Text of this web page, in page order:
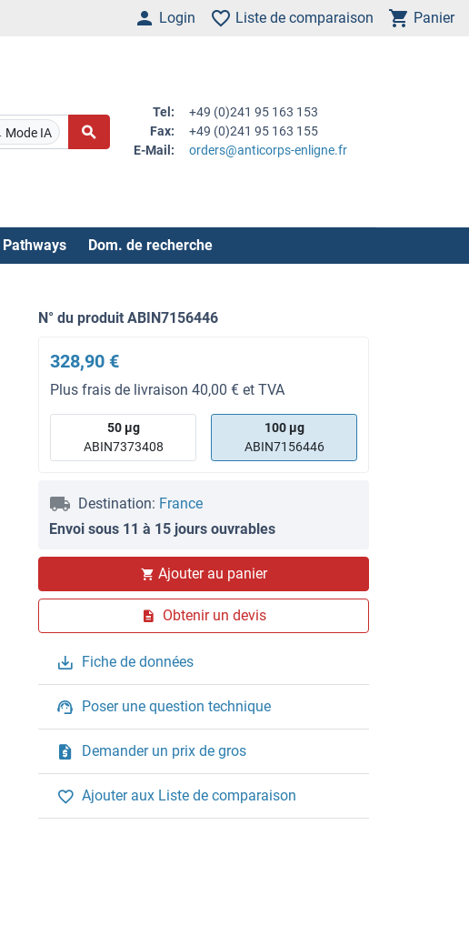
Login Liste de comparaison Panier
Mode IA
Tel:
+49 (0)241 95 163 153
Fax:
+49 (0)241 95 163 155
E-Mail:
orders@anticorps-enligne.fr
Pathways Dom. de recherche
N° du produit ABIN7156446
328,90 €
Plus frais de livraison 40,00 € et TVA
50 μg
ABIN7373408
100 μg
ABIN7156446
Destination: France
Envoi sous 11 à 15 jours ouvrables
Ajouter au panier
Obtenir un devis
Fiche de données
Poser une question technique
Demander un prix de gros
Ajouter aux Liste de comparaison